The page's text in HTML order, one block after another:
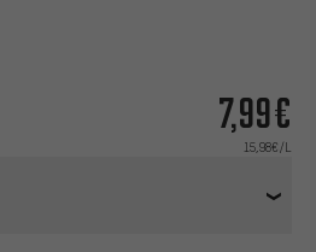
7,99€
15,98€/L